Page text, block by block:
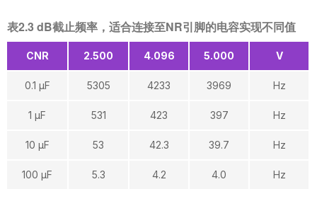
表2.3 dB截止频率，适合连接至NR引脚的电容实现不同值
CNR 2.500 4.096 5.000 V
0.1 µF 5305 4233 3969 Hz
1 µF 531 423 397 Hz
10 µF 53 42.3 39.7 Hz
100 µF 5.3 4.2 4.0 Hz